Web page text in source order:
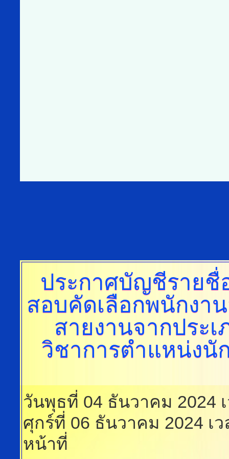
ประกาศบัญชีรายชื่
สอบคัดเลือกพนักงา
สายงานจากประ
วิชาการตำแหน่งนั
วันพุธที่ 04 ธันวาคม 2024
ศุกร์ที่ 06 ธันวาคม 2024 เ
หน้าที่